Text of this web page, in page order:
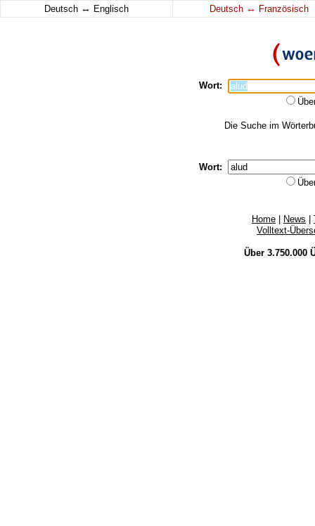
Deutsch ↔ Englisch Deutsch ↔ Französisch
Wort:
Die Suche im
Wort:
Home News
Volltext-
Über 3.750.000